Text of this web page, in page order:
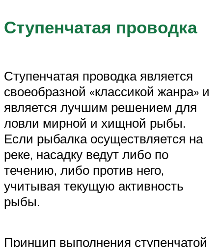
Ступенчатая проводка
Ступенчатая проводка является
своеобразной «классикой жанра» и
является лучшим решением для
ловли мирной и хищной рыбы.
Если рыбалка осуществляется на
реке, насадку ведут либо по
течению, либо против него,
учитывая текущую активность
рыбы.
Принцип выполнения ступенчатой